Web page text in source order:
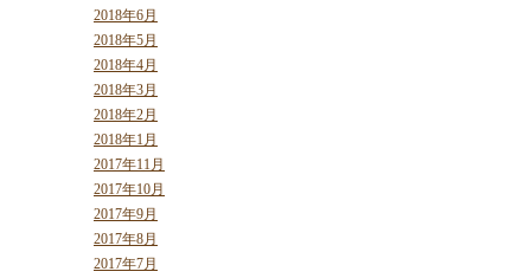
2018年6月
2018年5月
2018年4月
2018年3月
2018年2月
2018年1月
2017年11月
2017年10月
2017年9月
2017年8月
2017年7月